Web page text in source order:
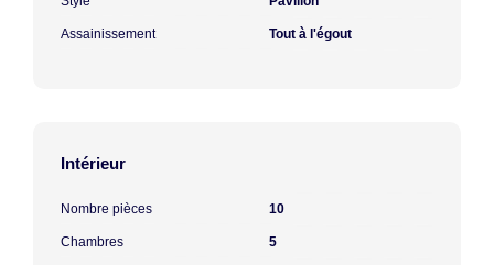
Assainissement Tout à l'égout
Intérieur
Nombre pièces 10
Chambres 5